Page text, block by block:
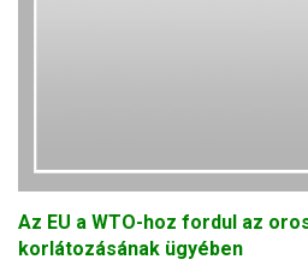
Az EU a WTO-hoz fordul az
korlátozásának ügyében